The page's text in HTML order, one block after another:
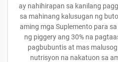
ay nahihirapan sa kanilang
sa mahinang kalusugan ng
aming mga Suplemento para
ng piggery ang 30% na
pagbubuntis at mas
nutrisyon na nakatuon sa